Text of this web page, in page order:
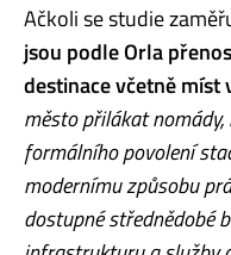
Ačkoli se studie
jsou podle Orla
destinace včetně míst
město přilákat
formálního povolení
modernímu způsobu
dostupné střednědobé